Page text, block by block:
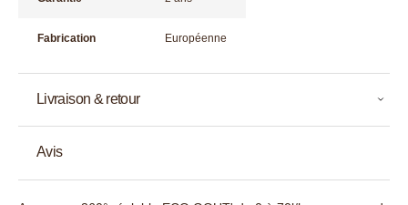
Fabrication Européenne
Livraison & retour
Avis